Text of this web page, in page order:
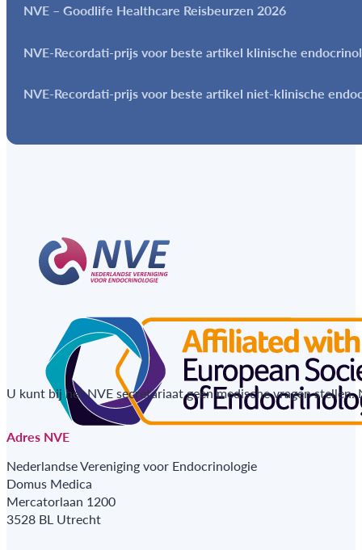
NVE – Goodlife Healthcare Reisbeurzen 2026
NVE-Recordati-prijs voor beste artikel klinische
NVE-Recordati-prijs voor beste artikel niet-klinische
U kunt bij het NVE secretariaat geen medische vragen
Adres NVE
Nederlandse Vereniging voor Endocrinologie
Domus Medica
Mercatorlaan 1200
3528 BL Utrecht